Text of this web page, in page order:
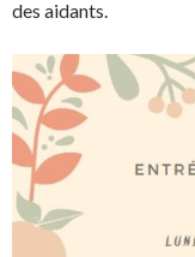
des aidants.